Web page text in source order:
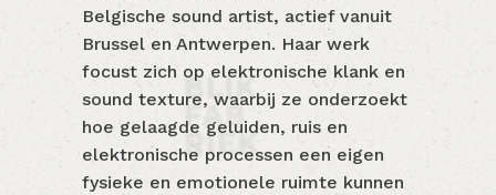
Belgische sound artist, actief vanuit
Brussel en Antwerpen. Haar werk
focust zich op elektronische klank en
sound texture, waarbij ze onderzoekt
hoe gelaagde geluiden, ruis en
elektronische processen een eigen
fysieke en emotionele ruimte kunnen